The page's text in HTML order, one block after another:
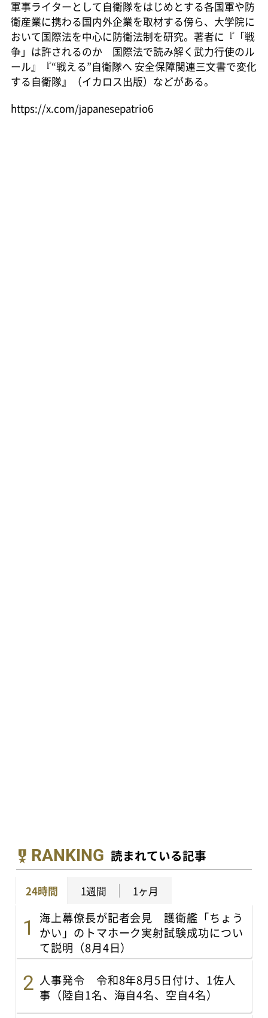
軍事ライターとして自衛隊をはじめとする各国軍や防
衛産業に携わる国内外企業を取材する傍ら、大学院に
おいて国際法を中心に防衛法制を研究。著者に『「戦
争」は許されるのか 国際法で読み解く武力行使のル
ール』『“戦える”自衛隊へ 安全保障関連三文書で変化
する自衛隊』（イカロス出版）などがある。
https://x.com/japanesepatrio6
RANKING 読まれている記事
24時間 1週間 1ヶ月
海上幕僚長が記者会見 護衛艦「ちょう
かい」のトマホーク実射試験成功につい
て説明（8月4日）
人事発令 令和8年8月5日付け、1佐人
事（陸自1名、海自4名、空自4名）